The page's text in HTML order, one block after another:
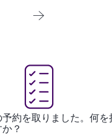
約を取りました。何を
いです